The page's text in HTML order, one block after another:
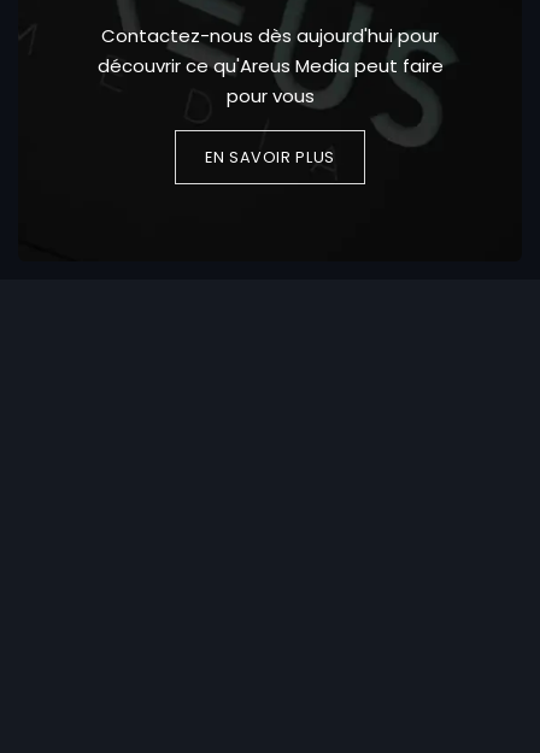
Contactez-nous dès aujourd'hui pour
découvrir ce qu'Areus Media peut faire
pour vous
EN SAVOIR PLUS​​